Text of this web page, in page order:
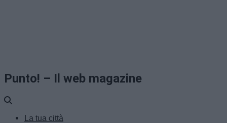
Punto! – Il web magazine
La tua città